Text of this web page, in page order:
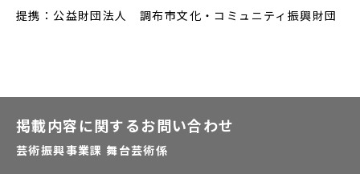
提携：公益財団法人 調布市文化・コミュニティ振興財団
掲載内容に関するお問い合わせ
芸術振興事業課 舞台芸術係